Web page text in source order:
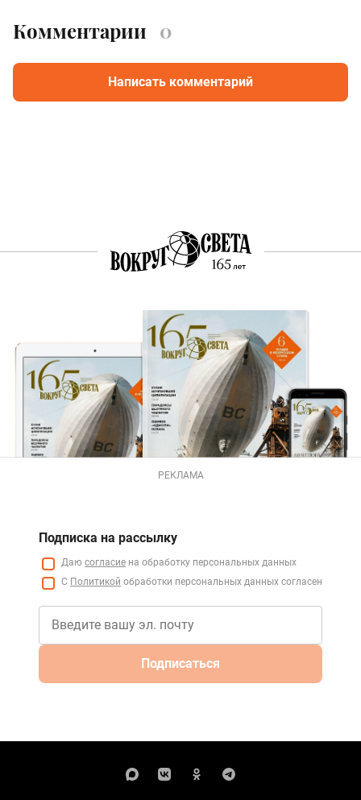
Комментарии 0
Написать комментарий
РЕКЛАМА
Подписка на рассылку
Даю согласие на обработку персональных данных
С Политикой обработки персональных данных согласен
Подписаться